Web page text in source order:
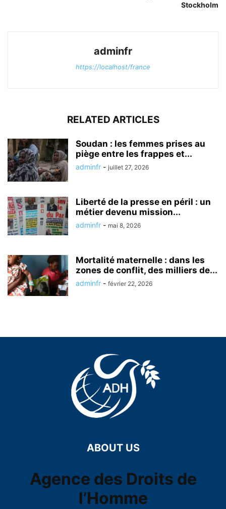
Stockholm
adminfr
https://localhost/france
RELATED ARTICLES
Soudan : les femmes prises au
piège entre les frappes et...
adminfr - juillet 27, 2026
Liberté de la presse en péril : un
métier devenu mission...
adminfr - mai 8, 2026
Mortalité maternelle : dans les
zones de conflit, des milliers de...
adminfr - février 22, 2026
ABOUT US
Agence des Droits de
l’Homme